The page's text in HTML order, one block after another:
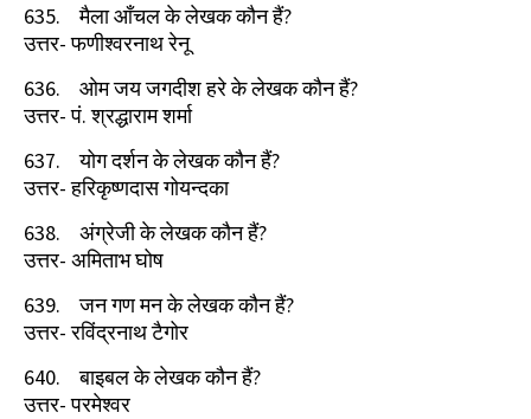
635.
मैला आँचल के लेखक कौन हैं?
उत्तर- फणीश्वरनाथ रेनू
636.
ओम जय जगदीश हरे के लेखक कौन हैं?
उत्तर- पं. श्रद्धाराम शर्मा
637.
योग दर्शन के लेखक कौन हैं?
उत्तर- हरिकृष्णदास गोयन्दका
638.
अंग्रेजी के लेखक कौन हैं?
उत्तर- अमिताभ घोष
639.
जन गण मन के लेखक कौन हैं?
उत्तर- रविंद्रनाथ टैगोर
640.
बाइबल के लेखक कौन हैं?
उत्तर- परमेश्‍वर